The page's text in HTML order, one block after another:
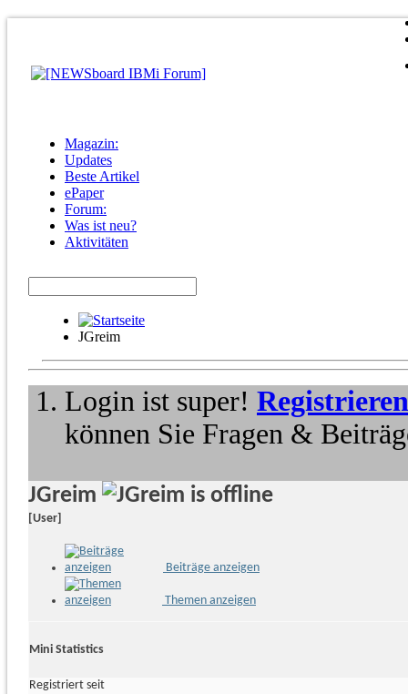
Magazin:
Updates
Beste Artikel
ePaper
Forum:
Was ist neu?
Aktivitäten
JGreim
Login ist super! Registrieren
können Sie Fragen &
JGreim
[User]
Beiträge anzeigen
Themen anzeigen
Mini Statistics
Registriert seit